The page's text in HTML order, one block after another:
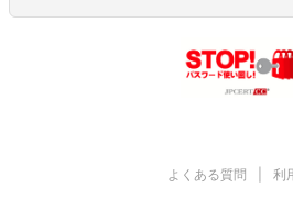
よくある質問 利